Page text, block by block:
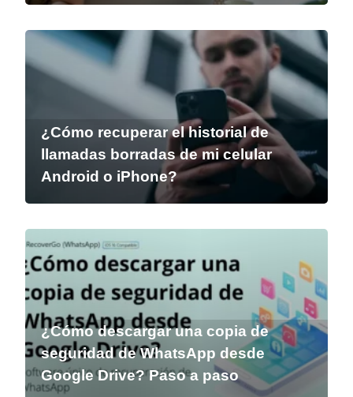
¿Cómo recuperar el historial de
llamadas borradas de mi celular
Android o iPhone?
¿Cómo descargar una copia de
seguridad de WhatsApp desde
Google Drive? Paso a paso